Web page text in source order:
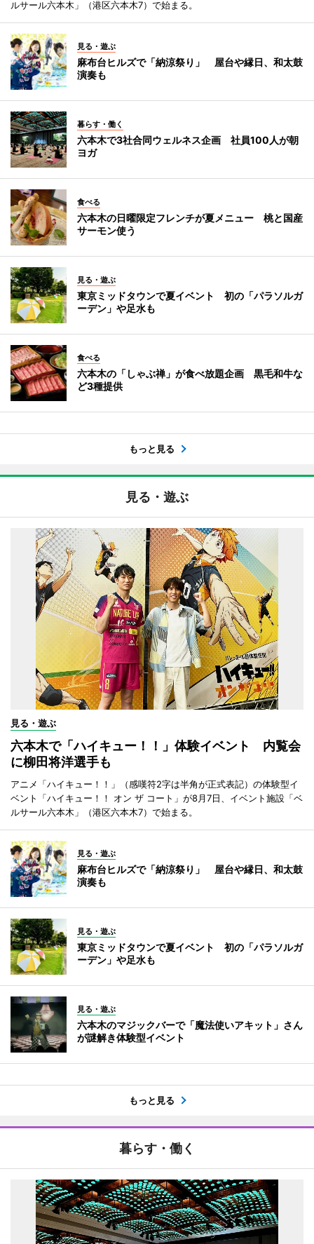
ルサール六本木」（港区六本木7）で始まる。
見る・遊ぶ
麻布台ヒルズで「納涼祭り」 屋台や縁日、和太鼓
演奏も
暮らす・働く
六本木で3社合同ウェルネス企画 社員100人が朝
ヨガ
食べる
六本木の日曜限定フレンチが夏メニュー 桃と国産
サーモン使う
見る・遊ぶ
東京ミッドタウンで夏イベント 初の「パラソルガ
ーデン」や足水も
食べる
六本木の「しゃぶ禅」が食べ放題企画 黒毛和牛な
ど3種提供
もっと見る
見る・遊ぶ
見る・遊ぶ
六本木で「ハイキュー！！」体験イベント 内覧会
に柳田将洋選手も
アニメ「ハイキュー！！」（感嘆符2字は半角が正式表記）の体験型イ
ベント「ハイキュー！！ オン ザ コート」が8月7日、イベント施設「ベ
ルサール六本木」（港区六本木7）で始まる。
見る・遊ぶ
麻布台ヒルズで「納涼祭り」 屋台や縁日、和太鼓
演奏も
見る・遊ぶ
東京ミッドタウンで夏イベント 初の「パラソルガ
ーデン」や足水も
見る・遊ぶ
六本木のマジックバーで「魔法使いアキット」さん
が謎解き体験型イベント
もっと見る
暮らす・働く